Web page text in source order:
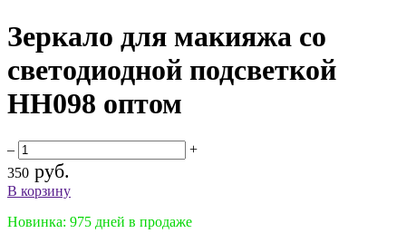
Зеркало для макияжа со
светодиодной подсветкой
HH098 оптом
–
+
350 руб.
В корзину
Новинка: 975 дней в продаже